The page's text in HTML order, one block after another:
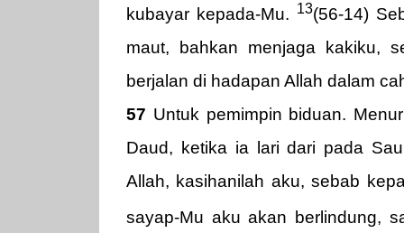
kubayar kepada-Mu. 13(56-14)
maut, bahkan menjaga kakiku,
berjalan di hadapan Allah dalam
57 Untuk pemimpin biduan.
Daud, ketika ia lari dari pada
Allah, kasihanilah aku, sebab
sayap-Mu aku akan berlindung,